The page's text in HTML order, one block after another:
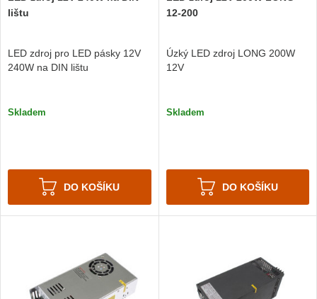
lištu
LED zdroj pro LED pásky 12V
240W na DIN lištu
Skladem
DO KOŠÍKU
12-200
Úzký LED zdroj LONG 200W
12V
Skladem
DO KOŠÍKU